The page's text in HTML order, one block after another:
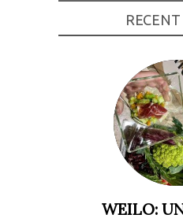
WEILO: